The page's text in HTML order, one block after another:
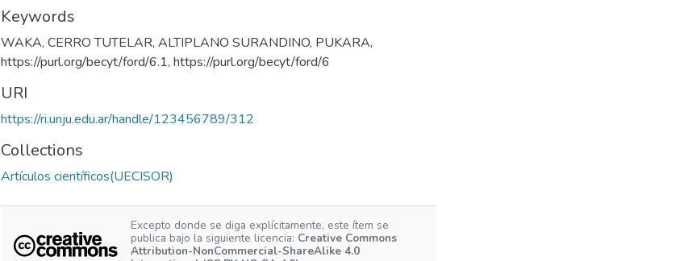
Keywords
WAKA, CERRO TUTELAR, ALTIPLANO SURANDINO, PUKARA,
https://purl.org/becyt/ford/6.1, https://purl.org/becyt/ford/6
URI
https://ri.unju.edu.ar/handle/123456789/312
Collections
Artículos científicos(UECISOR)
Excepto donde se diga explícitamente, este ítem se
publica bajo la siguiente licencia: Creative Commons
Attribution-NonCommercial-ShareAlike 4.0